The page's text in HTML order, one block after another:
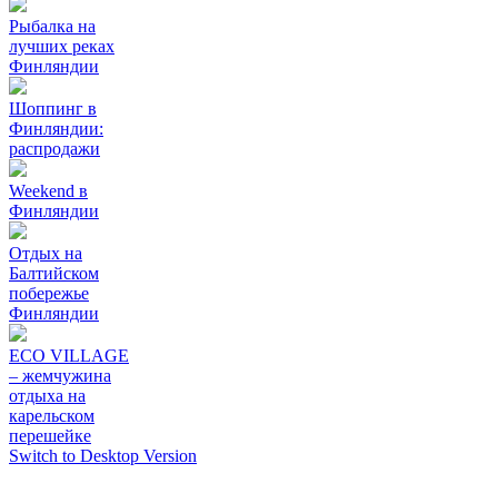
Рыбалка на
лучших реках
Финляндии
Шоппинг в
Финляндии:
распродажи
Weekend в
Финляндии
Отдых на
Балтийском
побережье
Финляндии
ECO VILLAGE
– жемчужина
отдыха на
карельском
перешейке
Switch to Desktop Version